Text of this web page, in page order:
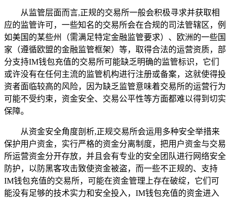
从监管层面而言,正规的交易所一般会积极寻求并获取相
应的监管许可，一些知名的交易所会在合规的司法管辖区，例
如美国的某些州（需满足特定金融监管要求）、欧洲的一些国
家（遵循欧盟的金融监管框架）等，取得合法的运营资质，部
分支持IM钱包充值的交易所可能缺乏明确的监管标识，它们
或许没有在任何主流的监管机构进行注册或备案，这就使得投
资者面临较高的风险，因为缺乏监管意味着交易所的运营行为
可能不受约束，资金安全、交易公平性等方面都难以得到切实
保障。
从资金安全角度剖析,正规交易所会运用多种安全举措来
保护用户资金，实行严格的资金分离制度，把用户资金与交易
所运营资金分开存放，并且会有专业的安全团队进行网络安全
防护，以防黑客攻击致使资金被盗，而一些不正规的、支持
IM钱包充值的交易所，可能在资金管理上存在破绽，它们可
能没有足够的技术实力和安全投入，IM钱包充值的资金进入